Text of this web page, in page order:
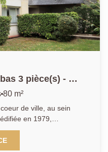
3 pièce(s) - 81
80 m²
de ville, au sein
en 1979,
de 80,94 m²,
bénéficiant d'un